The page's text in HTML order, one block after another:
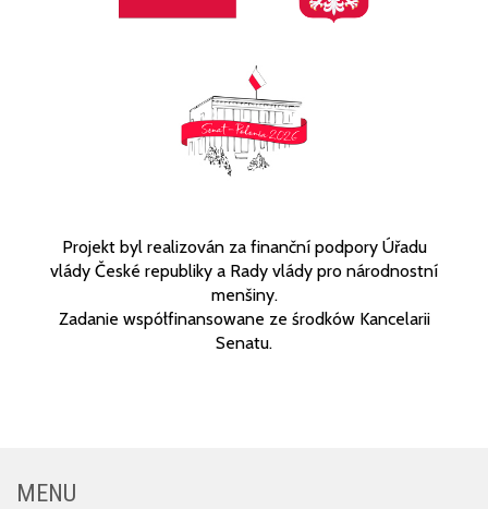
Projekt byl realizován za finanční podpory Úřadu
vlády České republiky a Rady vlády pro národnostní
menšiny.
Zadanie współfinansowane ze środków Kancelarii
Senatu.
MENU